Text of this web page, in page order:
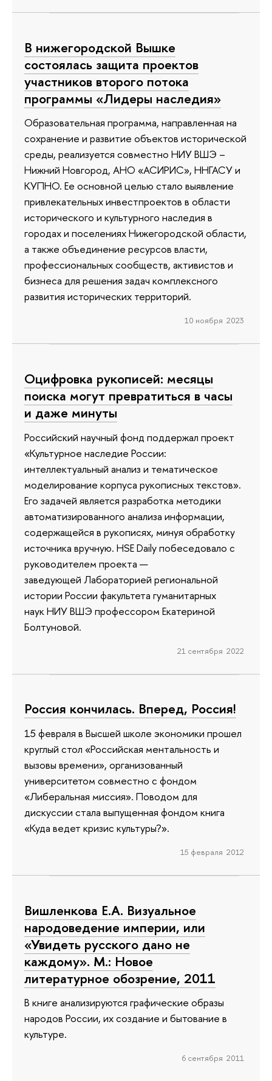
В нижегородской Вышке
состоялась защита проектов
участников второго потока
программы «Лидеры наследия»
Образовательная программа, направленная на
сохранение и развитие объектов исторической
среды, реализуется совместно НИУ ВШЭ –
Нижний Новгород, АНО «АСИРИС», ННГАСУ и
КУПНО. Ее основной целью стало выявление
привлекательных инвестпроектов в области
исторического и культурного наследия в
городах и поселениях Нижегородской области,
а также объединение ресурсов власти,
профессиональных сообществ, активистов и
бизнеса для решения задач комплексного
развития исторических территорий.
10 ноября 2023
Оцифровка рукописей: месяцы
поиска могут превратиться в часы
и даже минуты
Российский научный фонд поддержал проект
«Культурное наследие России:
интеллектуальный анализ и тематическое
моделирование корпуса рукописных текстов».
Его задачей является разработка методики
автоматизированного анализа информации,
содержащейся в рукописях, минуя обработку
источника вручную. HSE Daily побеседовало с
руководителем проекта —
заведующей Лабораторией региональной
истории России факультета гуманитарных
наук НИУ ВШЭ профессором Екатериной
Болтуновой.
21 сентября 2022
Россия кончилась. Вперед, Россия!
15 февраля в Высшей школе экономики прошел
круглый стол «Российская ментальность и
вызовы времени», организованный
университетом совместно с фондом
«Либеральная миссия». Поводом для
дискуссии стала выпущенная фондом книга
«Куда ведет кризис культуры?».
15 февраля 2012
Вишленкова Е.А. Визуальное
народоведение империи, или
«Увидеть русского дано не
каждому». М.: Новое
литературное обозрение, 2011
В книге анализируются графические образы
народов России, их создание и бытование в
культуре.
6 сентября 2011